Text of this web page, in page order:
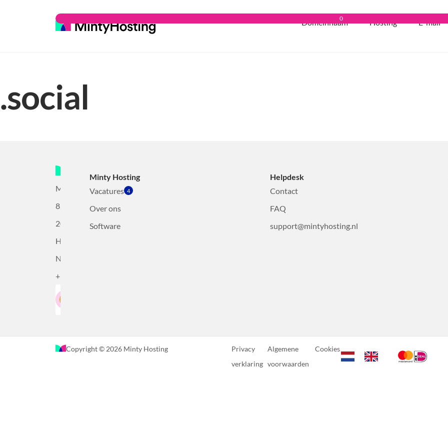
Domeinnaam Hosting E-mail
0
.social
Mollerusweg
82
2031BZ
Haarlem,
Nederland
+31232305815
Minty Hosting
Vacatures 4
Over ons
Software
Helpdesk
Contact
FAQ
support@mintyhosting.nl
Copyright © 2026 Minty Hosting
Privacy
verklaring
Algemene
voorwaarden
Cookies